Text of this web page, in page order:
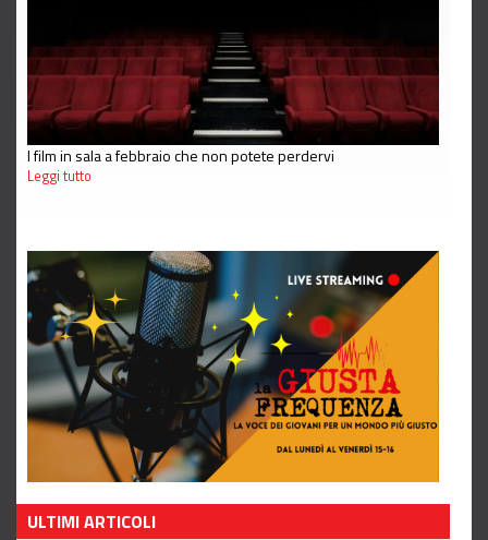
I film in sala a febbraio che non potete perdervi
Leggi tutto
ULTIMI ARTICOLI